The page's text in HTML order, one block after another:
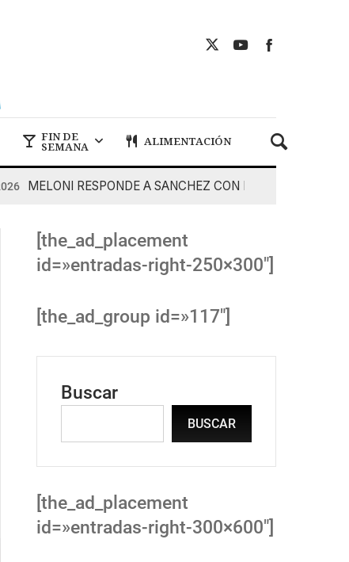
FIN DE
SEMANA ALIMENTACIÓN
MELONI RESPONDE A SANCHEZ CON DUREZA
[the_ad_placement
id=»entradas-right-250×300″]
[the_ad_group id=»117″]
Buscar
BUSCAR
[the_ad_placement
id=»entradas-right-300×600″]